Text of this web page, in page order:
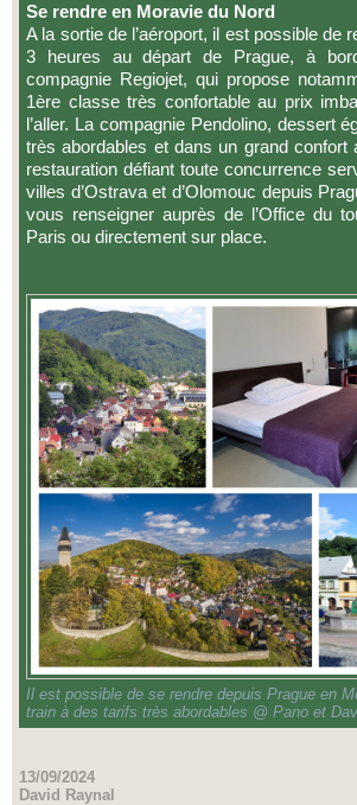
Se rendre en Moravie du Nord
A la sortie de l’aéroport, il est possible de
3 heures au départ de Prague, à
compagnie Regiojet, qui propose
1ère classe très confortable au prix
l’aller. La compagnie Pendolino, dessert
très abordables et dans un grand confort
restauration défiant toute concurrence
villes d’Ostrava et d’Olomouc depuis
vous renseigner auprès de l’Office du
Paris ou directement sur place.
Il est possible de se rendre depuis Prague en
train à des tarifs très abordables @ Pano et
13/09/2024
David Raynal